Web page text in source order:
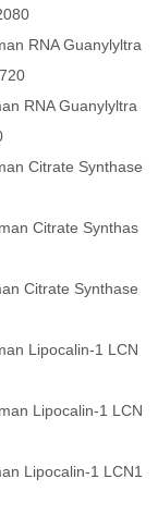
RNA Guanylyltra
RNA Guanylyltra
Citrate Synthase
Citrate Synthas
Citrate Synthase
Lipocalin-1 LCN
Lipocalin-1 LCN
Lipocalin-1 LCN1